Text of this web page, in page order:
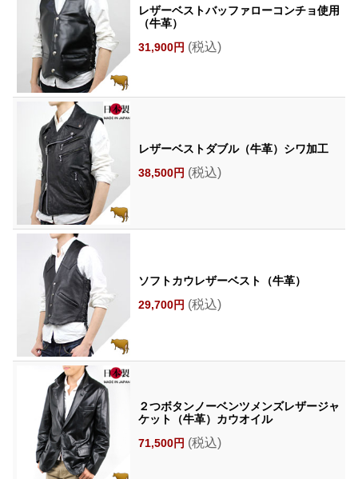
レザーベストバッファローコンチョ使用
（牛革）
31,900円 (税込)
レザーベストダブル（牛革）シワ加工
38,500円 (税込)
ソフトカウレザーベスト（牛革）
29,700円 (税込)
２つボタンノーベンツメンズレザージャ
ケット（牛革）カウオイル
71,500円 (税込)